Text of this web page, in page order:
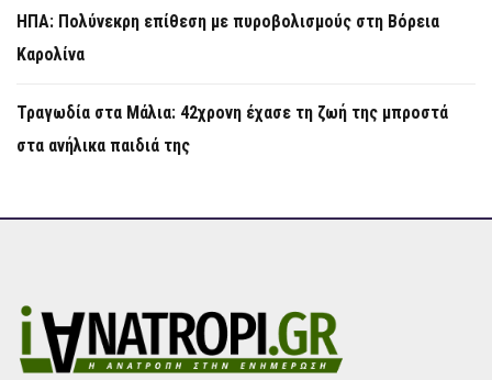
ΗΠΑ: Πολύνεκρη επίθεση με πυροβολισμούς στη Βόρεια
Καρολίνα
Τραγωδία στα Μάλια: 42χρονη έχασε τη ζωή της μπροστά
στα ανήλικα παιδιά της